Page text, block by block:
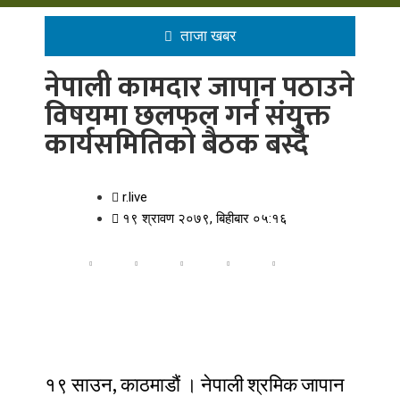
ताजा खबर
नेपाली कामदार जापान पठाउने
विषयमा छलफल गर्न संयुक्त
कार्यसमितिको बैठक बस्दै
r.live
१९ श्रावण २०७९, बिहीबार ०५:१६
१९ साउन,काठमाडौं । नेपालीश्रमिकजापान